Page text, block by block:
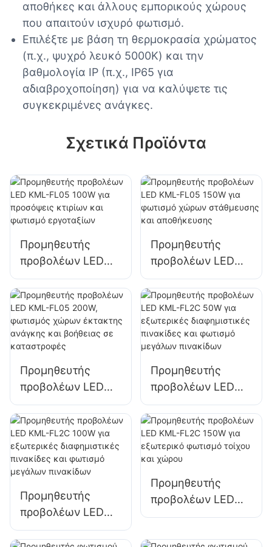
αποθήκες και άλλους εμπορικούς χώρους
που απαιτούν ισχυρό φωτισμό.
Επιλέξτε με βάση τη θερμοκρασία χρώματος
(π.χ., ψυχρό λευκό 5000K) και την
βαθμολογία IP (π.χ., IP65 για
αδιαβροχοποίηση) για να καλύψετε τις
συγκεκριμένες ανάγκες.
Σχετικά Προϊόντα
Προμηθευτής
προβολέων LED
KML-FL05 100W
για προσόψεις
κτιρίων και
φωτισμό
εργοταξίων
Προμηθευτής
προβολέων LED
KML-FL05 150W
για φωτισμό
χώρων
στάθμευσης και
αποθήκευσης
Προμηθευτής
προβολέων LED
KML-FL05 200W,
φωτισμός χώρων
έκτακτης ανάγκης
και βοήθειας σε
καταστροφές
Προμηθευτής
προβολέων LED
KML-FL2C 50W για
εξωτερικές
διαφημιστικές
πινακίδες και
πινακίδων
Προμηθευτής
προβολέων LED
KML-FL2C 100W
Προμηθευτής
προβολέων LED
KML-FL2C 150W